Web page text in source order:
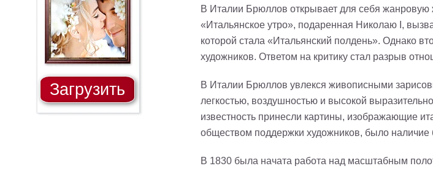
В Италии Брюллов открывает для себя
«Итальянское утро», подаренная Николаю I,
которой стала «Итальянский полдень». Однако
художников. Ответом на критику стал разрыв
В Италии Брюллов увлекся живописными
легкостью, воздушностью и высокой
известность принесли картины, изображающие
обществом поддержки художников, было
В 1830 была начата работа над масштабным
Загрузить